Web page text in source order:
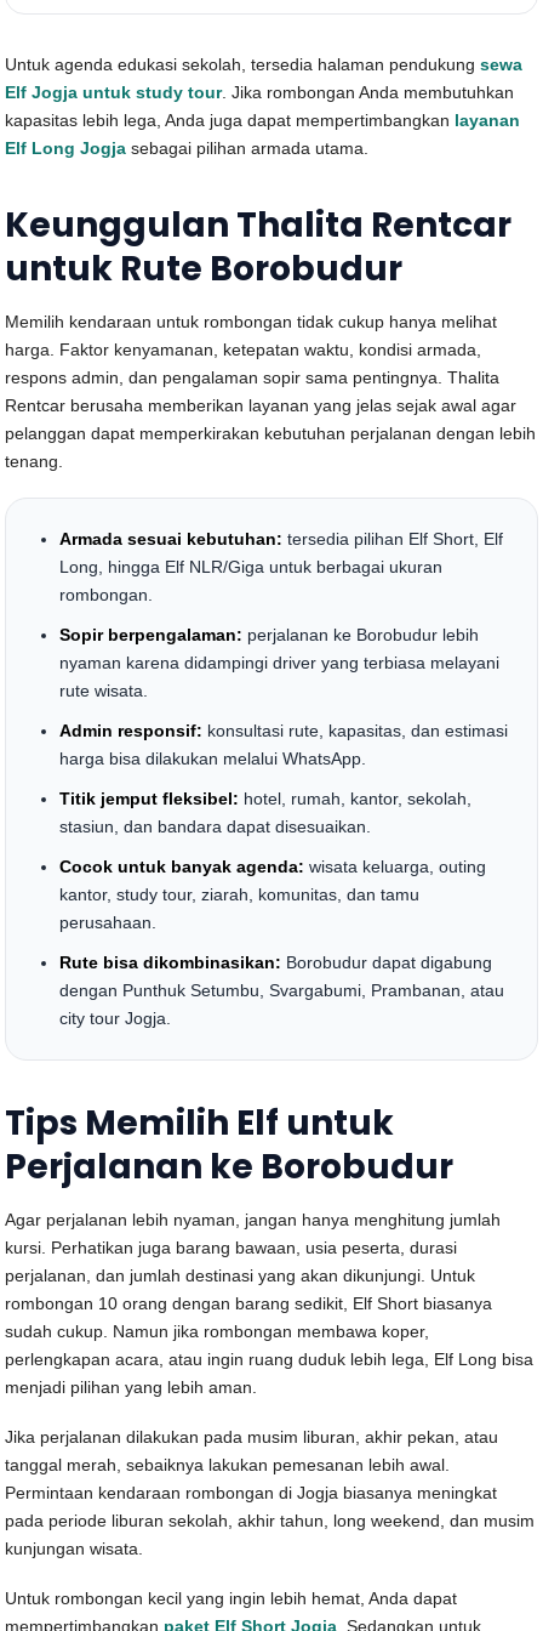
Untuk agenda edukasi sekolah, tersedia halaman pendukungsewa
Elf Jogja untuk study tour. Jika rombongan Anda membutuhkan
kapasitas lebih lega, Anda juga dapat mempertimbangkan layanan
Elf Long Jogja sebagai pilihan armada utama.
Keunggulan Thalita Rentcar
untuk Rute Borobudur
Memilih kendaraan untuk rombongan tidak cukup hanya melihat
harga. Faktor kenyamanan, ketepatan waktu, kondisi armada,
respons admin, dan pengalaman sopir sama pentingnya. Thalita
Rentcar berusaha memberikan layanan yang jelas sejak awal agar
pelanggan dapat memperkirakan kebutuhan perjalanan dengan lebih
tenang.
Armada sesuai kebutuhan: tersedia pilihan Elf Short, Elf
Long, hingga Elf NLR/Giga untuk berbagai ukuran
rombongan.
Sopir berpengalaman: perjalanan ke Borobudur lebih
nyaman karena didampingi driver yang terbiasa melayani
rute wisata.
Admin responsif: konsultasi rute, kapasitas, dan estimasi
harga bisa dilakukan melalui WhatsApp.
Titik jemput fleksibel: hotel, rumah, kantor, sekolah,
stasiun, dan bandara dapat disesuaikan.
Cocok untuk banyak agenda: wisata keluarga, outing
kantor, study tour, ziarah, komunitas, dan tamu
perusahaan.
Rute bisa dikombinasikan: Borobudur dapat digabung
dengan Punthuk Setumbu, Svargabumi, Prambanan, atau
city tour Jogja.
Tips Memilih Elf untuk
Perjalanan ke Borobudur
Agar perjalanan lebih nyaman, jangan hanya menghitung jumlah
kursi. Perhatikan juga barang bawaan, usia peserta, durasi
perjalanan, dan jumlah destinasi yang akan dikunjungi. Untuk
rombongan 10 orang dengan barang sedikit, Elf Short biasanya
sudah cukup. Namun jika rombongan membawa koper,
perlengkapan acara, atau ingin ruang duduk lebih lega, Elf Long bisa
menjadi pilihan yang lebih aman.
Jika perjalanan dilakukan pada musim liburan, akhir pekan, atau
tanggal merah, sebaiknya lakukan pemesanan lebih awal.
Permintaan kendaraan rombongan di Jogja biasanya meningkat
pada periode liburan sekolah, akhir tahun, long weekend, dan musim
kunjungan wisata.
Untuk rombongan kecil yang ingin lebih hemat, Anda dapat
mempertimbangkan paket Elf Short Jogja . Sedangkan untuk